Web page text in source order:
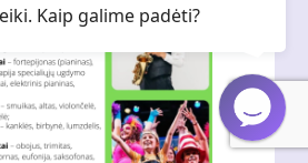
Kaip galime padėti?